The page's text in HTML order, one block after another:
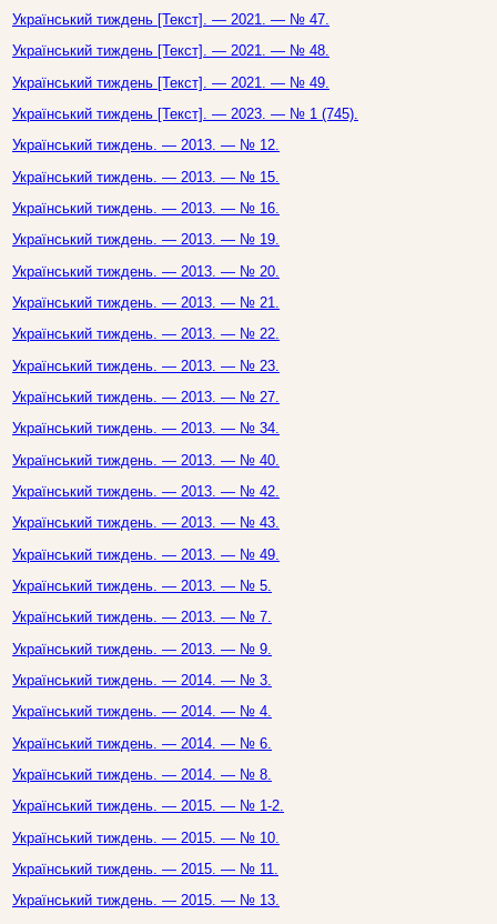
Український тиждень [Текст]. — 2021. — № 47.
Український тиждень [Текст]. — 2021. — № 48.
Український тиждень [Текст]. — 2021. — № 49.
Український тиждень [Текст]. — 2023. — № 1 (745).
Український тиждень. — 2013. — № 12.
Український тиждень. — 2013. — № 15.
Український тиждень. — 2013. — № 16.
Український тиждень. — 2013. — № 19.
Український тиждень. — 2013. — № 20.
Український тиждень. — 2013. — № 21.
Український тиждень. — 2013. — № 22.
Український тиждень. — 2013. — № 23.
Український тиждень. — 2013. — № 27.
Український тиждень. — 2013. — № 34.
Український тиждень. — 2013. — № 40.
Український тиждень. — 2013. — № 42.
Український тиждень. — 2013. — № 43.
Український тиждень. — 2013. — № 49.
Український тиждень. — 2013. — № 5.
Український тиждень. — 2013. — № 7.
Український тиждень. — 2013. — № 9.
Український тиждень. — 2014. — № 3.
Український тиждень. — 2014. — № 4.
Український тиждень. — 2014. — № 6.
Український тиждень. — 2014. — № 8.
Український тиждень. — 2015. — № 1-2.
Український тиждень. — 2015. — № 10.
Український тиждень. — 2015. — № 11.
Український тиждень. — 2015. — № 13.